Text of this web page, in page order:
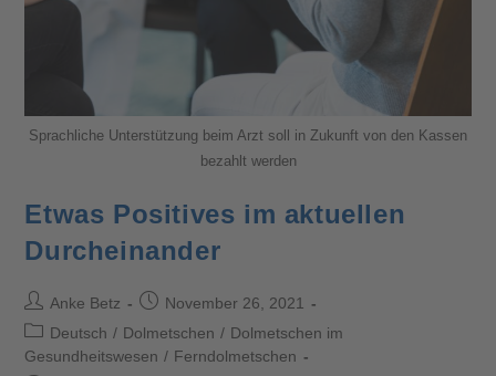
Sprachliche Unterstützung beim Arzt soll in Zukunft von den Kassen
bezahlt werden
Etwas Positives im aktuellen
Durcheinander
Anke Betz
November 26, 2021
Deutsch / Dolmetschen / Dolmetschen im
Gesundheitswesen / Ferndolmetschen